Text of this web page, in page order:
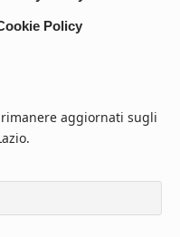
Policy
aggiornati sugli